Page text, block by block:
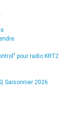
pour radio KRT2
Saisonnier 2026